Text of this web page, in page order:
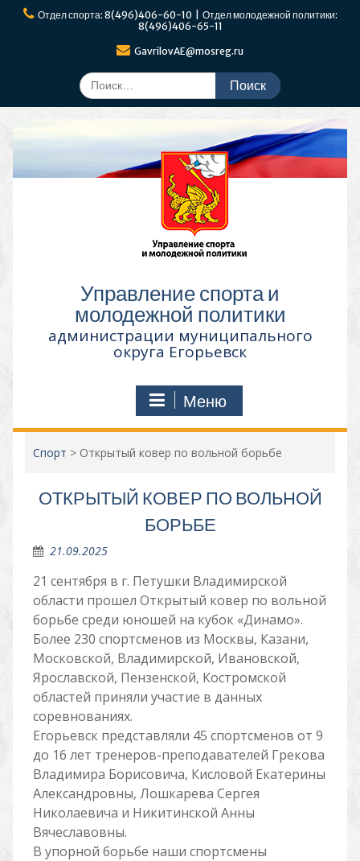
ПерейтиОтдел спорта: 8(496)406-60-10 | Отдел молодежной политики:
8(496)406-65-11
GavrilovAE@mosreg.ru
Поиск
по:
Управление спорта и
молодежной политики
администрации муниципального
округа Егорьевск
Меню
Спорт > Открытый ковер по вольной борьбе
ОТКРЫТЫЙ КОВЕР ПО ВОЛЬНОЙ
БОРЬБЕ
21.09.2025
21 сентября в г. Петушки Владимирской
области прошел Открытый ковер по вольной
борьбе среди юношей на кубок «Динамо».
Более 230 спортсменов из Москвы, Казани,
Московской, Владимирской, Ивановской,
Ярославской, Пензенской, Костромской
областей приняли участие в данных
соревнованиях.
Егорьевск представляли 45 спортсменов от 9
до 16 лет тренеров-преподавателей Грекова
Владимира Борисовича, Кисловой Екатерины
Александровны, Лошкарева Сергея
Николаевича и Никитинской Анны
Вячеславовны.
В упорной борьбе наши спортсмены